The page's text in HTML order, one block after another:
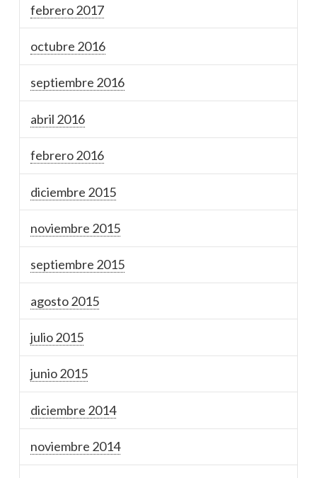
febrero 2017
octubre 2016
septiembre 2016
abril 2016
febrero 2016
diciembre 2015
noviembre 2015
septiembre 2015
agosto 2015
julio 2015
junio 2015
diciembre 2014
noviembre 2014